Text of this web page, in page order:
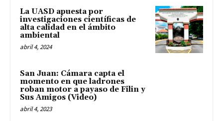
La UASD apuesta por
investigaciones científicas de
alta calidad en el ámbito
ambiental
abril 4, 2024
San Juan: Cámara capta el
momento en que ladrones
roban motor a payaso de Filin y
Sus Amigos (Video)
abril 4, 2023